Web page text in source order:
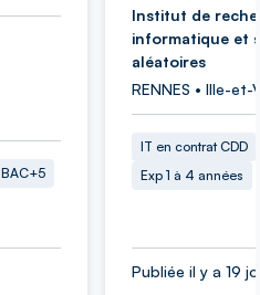
BAC+5
Institut de
informatique et
aléatoires
RENNES • Ille-et-
IT en contrat CDD
Exp 1 à 4 années
Publiée il y a 19